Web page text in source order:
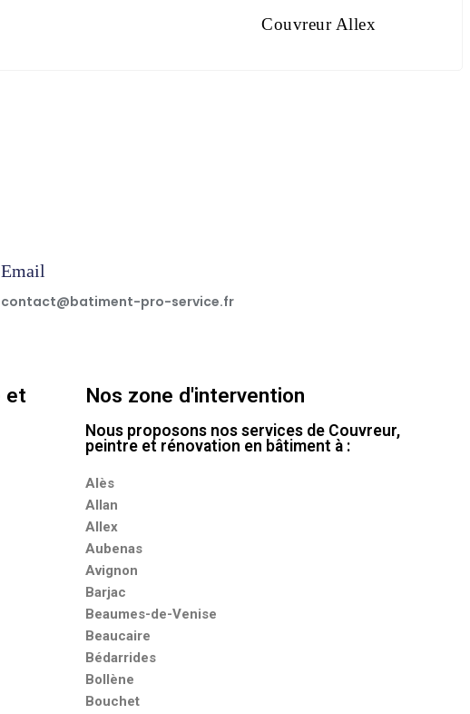
Couvreur Allex
Email
contact@batiment-pro-service.fr
et
Nos zone d'intervention
Nous proposons nos services de Couvreur,
peintre et rénovation en bâtiment à :
Alès
Allan
Allex
Aubenas
Avignon
Barjac
Beaumes-de-Venise
Beaucaire
Bédarrides
Bollène
Bouchet